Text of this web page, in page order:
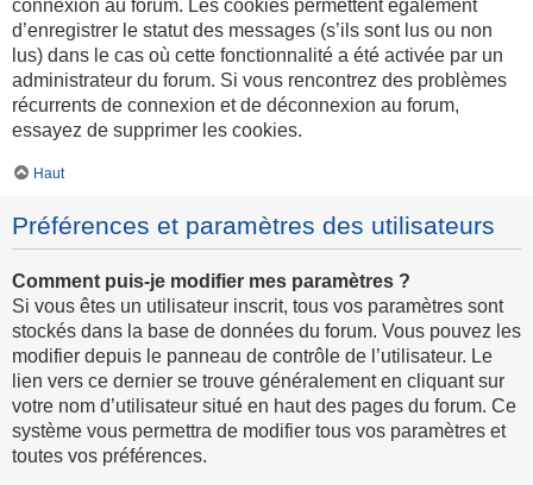
connexion au forum. Les cookies permettent également
d’enregistrer le statut des messages (s’ils sont lus ou non
lus) dans le cas où cette fonctionnalité a été activée par un
administrateur du forum. Si vous rencontrez des problèmes
récurrents de connexion et de déconnexion au forum,
essayez de supprimer les cookies.
Haut
Préférences et paramètres des utilisateurs
Comment puis-je modifier mes paramètres ?
Si vous êtes un utilisateur inscrit, tous vos paramètres sont
stockés dans la base de données du forum. Vous pouvez les
modifier depuis le panneau de contrôle de l’utilisateur. Le
lien vers ce dernier se trouve généralement en cliquant sur
votre nom d’utilisateur situé en haut des pages du forum. Ce
système vous permettra de modifier tous vos paramètres et
toutes vos préférences.